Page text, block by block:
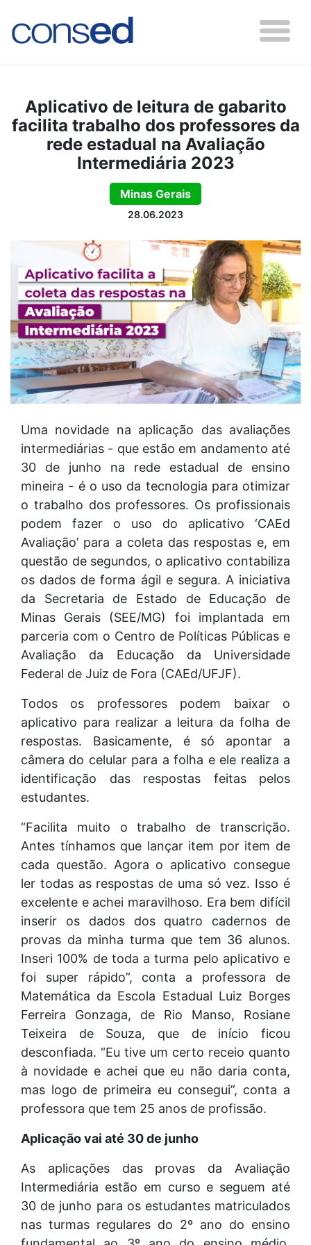
Aplicativo de leitura de gabarito
facilita trabalho dos professores da
rede estadual na Avaliação
Intermediária 2023
Minas Gerais
28.06.2023
Uma novidade na aplicação das avaliações
intermediárias - que estão em andamento até
30 de junho na rede estadual de ensino
mineira - é o uso da tecnologia para otimizar
o trabalho dos professores. Os profissionais
podem fazer o uso do aplicativo ‘CAEd
Avaliação’ para a coleta das respostas e, em
questão de segundos, o aplicativo contabiliza
os dados de forma ágil e segura. A iniciativa
da Secretaria de Estado de Educação de
Minas Gerais (SEE/MG) foi implantada em
parceria com o Centro de Políticas Públicas e
Avaliação da Educação da Universidade
Federal de Juiz de Fora (CAEd/UFJF).
Todos os professores podem baixar o
aplicativo para realizar a leitura da folha de
respostas. Basicamente, é só apontar a
câmera do celular para a folha e ele realiza a
identificação das respostas feitas pelos
estudantes.
“Facilita muito o trabalho de transcrição.
Antes tínhamos que lançar item por item de
cada questão. Agora o aplicativo consegue
ler todas as respostas de uma só vez. Isso é
excelente e achei maravilhoso. Era bem difícil
inserir os dados dos quatro cadernos de
provas da minha turma que tem 36 alunos.
Inseri 100% de toda a turma pelo aplicativo e
foi super rápido”, conta a professora de
Matemática da Escola Estadual Luiz Borges
Ferreira Gonzaga, de Rio Manso, Rosiane
Teixeira de Souza, que de início ficou
desconfiada. “Eu tive um certo receio quanto
à novidade e achei que eu não daria conta,
mas logo de primeira eu consegui”, conta a
professora que tem 25 anos de profissão.
Aplicação vai até 30 de junho
As aplicações das provas da Avaliação
Intermediária estão em curso e seguem até
30 de junho para os estudantes matriculados
nas turmas regulares do 2º ano do ensino